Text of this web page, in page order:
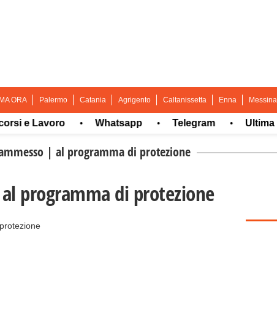
ORA Palermo Catania Agrigento Caltanissetta Enna Messina
Lavoro • Whatsapp • Telegram • Ultima ora
| al programma di protezione
programma di protezione